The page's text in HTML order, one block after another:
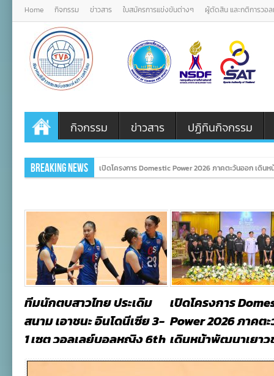
Home กิจกรรม ข่าวสาร ใบสมัครการแข่งขันต่างๆ ผู้ตัดสิน และกติการวอ
กิจกรรม ข่าวสาร ปฏิทินกิจกรรม
Breaking News เปิดโครงการ Domestic Power 2026 ภาคตะวันออก เดิน
ทีมนักตบสาวไทย ประเดิม
สนาม เอาชนะ อินโดนีเซีย 3-
1 เซต วอลเลย์บอลหญิง 6th
SEA V Cup 2026 เลกแรก ที่
เปิดโครงการ
Power 2026 ภาคต
เดินหน้าพัฒนาเยาว
ฝึกสอนวอลเลย์บอล